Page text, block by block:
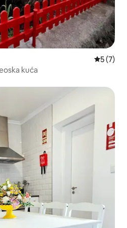
5 (7)
kuća
s oznakom „Odabrali gosti”